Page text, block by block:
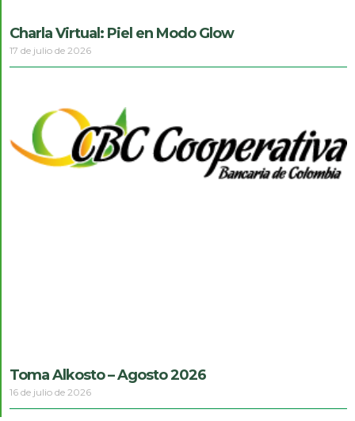
Charla Virtual: Piel en Modo Glow
17 de julio de 2026
Toma Alkosto – Agosto 2026
16 de julio de 2026